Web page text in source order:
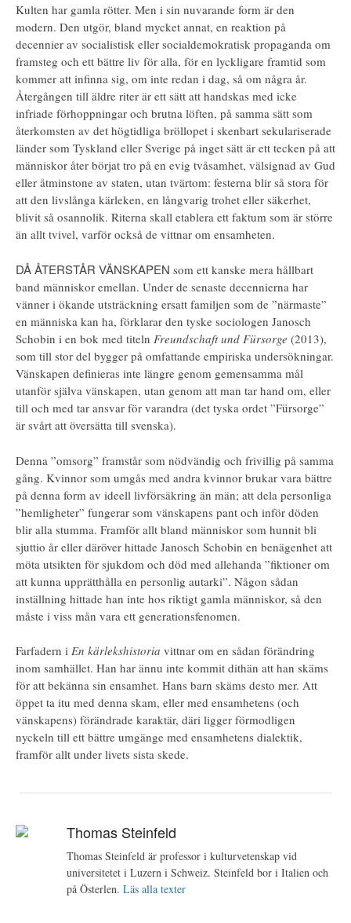
Kulten har gamla rötter. Men i sin nuvarande form är den
modern. Den utgör, bland mycket annat, en reaktion på
decennier av socialistisk eller socialdemokratisk propaganda om
framsteg och ett bättre liv för alla, för en lyckligare framtid som
kommer att infinna sig, om inte redan i dag, så om några år.
Återgången till äldre riter är ett sätt att handskas med icke
infriade förhoppningar och brutna löften, på samma sätt som
återkomsten av det högtidliga bröllopet i skenbart sekulariserade
länder som Tyskland eller Sverige på inget sätt är ett tecken på att
människor åter börjat tro på en evig tvåsamhet, välsignad av Gud
eller åtminstone av staten, utan tvärtom: festerna blir så stora för
att den livslånga kärleken, en långvarig trohet eller säkerhet,
blivit så osannolik. Riterna skall etablera ett faktum som är större
än allt tvivel, varför också de vittnar om ensamheten.
DÅ ÅTERSTÅR VÄNSKAPEN som ett kanske mera hållbart
band människor emellan. Under de senaste decennierna har
vänner i ökande utsträckning ersatt familjen som de ”närmaste”
en människa kan ha, förklarar den tyske sociologen Janosch
Schobin i en bok med titeln Freundschaft und Fürsorge (2013),
som till stor del bygger på omfattande empiriska undersökningar.
Vänskapen definieras inte längre genom gemensamma mål
utanför själva vänskapen, utan genom att man tar hand om, eller
till och med tar ansvar för varandra (det tyska ordet ”Fürsorge”
är svårt att översätta till svenska).
Denna ”omsorg” framstår som nödvändig och frivillig på samma
gång. Kvinnor som umgås med andra kvinnor brukar vara bättre
på denna form av ideell livförsäkring än män; att dela personliga
”hemligheter” fungerar som vänskapens pant och inför döden
blir alla stumma. Framför allt bland människor som hunnit bli
sjuttio år eller däröver hittade Janosch Schobin en benägenhet att
möta utsikten för sjukdom och död med allehanda ”fiktioner om
att kunna upprätthålla en personlig autarki”. Någon sådan
inställning hittade han inte hos riktigt gamla människor, så den
måste i viss mån vara ett generationsfenomen.
Farfadern i En kärlekshistoria vittnar om en sådan förändring
inom samhället. Han har ännu inte kommit dithän att han skäms
för att bekänna sin ensamhet. Hans barn skäms desto mer. Att
öppet ta itu med denna skam, eller med ensamhetens (och
vänskapens) förändrade karaktär, däri ligger förmodligen
nyckeln till ett bättre umgänge med ensamhetens dialektik,
framför allt under livets sista skede.
Thomas Steinfeld
Thomas Steinfeld är professor i kulturvetenskap vid
universitetet i Luzern i Schweiz. Steinfeld bor i Italien och
på Österlen.Läs alla texter